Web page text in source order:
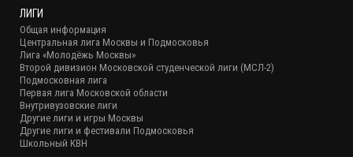
ЛИГИ
Общая информация
Центральная лига Москвы и Подмосковья
Лига «Молодёжь Москвы»
Второй дивизион Московской студенческой лиги (МСЛ-2)
Подмосковная лига
Первая лига Московской области
Внутривузовские лиги
Другие лиги и игры Москвы
Другие лиги и фестивали Подмосковья
Школьный КВН